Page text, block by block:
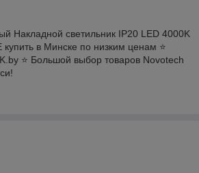
Накладной светильник IP20 LED 4000K
в Минске по низким ценам ⭐️
⭐️ Большой выбор товаров Novotech